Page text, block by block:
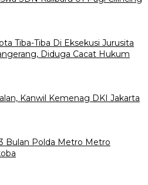
Tiba-Tiba Di Eksekusi Jurusita
Diduga Cacat Hukum
Kanwil Kemenag DKI Jakarta
Bulan Polda Metro Metro